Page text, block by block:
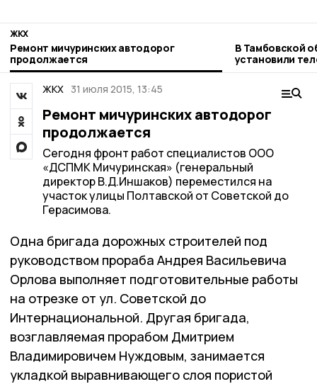
ЖКХ
Ремонт мичуринских автодорог
продолжается
В Тамбовской
установили
учета газа
ЖКХ
31 июля 2015, 13:45
Ремонт мичуринских автодорог
продолжается
Сегодня фронт работ специалистов ООО
«ДСПМК Мичуринская» (генеральный
директор В.Д.Иншаков) переместился на
участок улицы Полтавской от Советской до
Герасимова.
Одна бригада дорожных строителей под
руководством прораба Андрея Васильевича
Орлова выполняет подготовительные работы
на отрезке от ул. Советской до
Интернациональной. Другая бригада,
возглавляемая прорабом Дмитрием
Владимировичем Нуждовым, занимается
укладкой выравнивающего слоя пористой